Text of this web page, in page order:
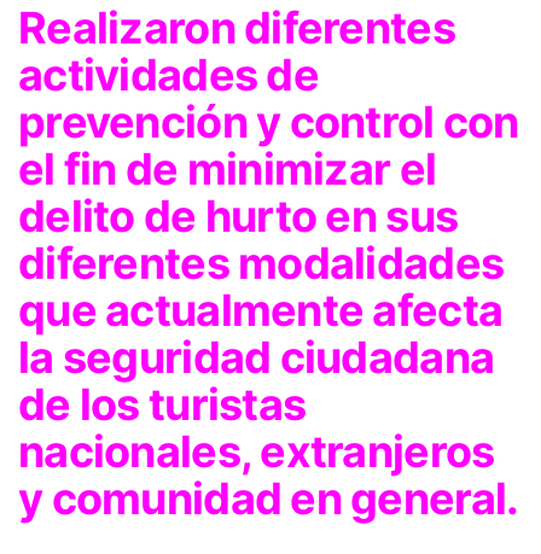
Realizaron diferentes
actividades de
prevención y control con
el fin de minimizar el
delito de hurto en sus
diferentes modalidades
que actualmente afecta
la seguridad ciudadana
de los turistas
nacionales, extranjeros
y comunidad en general.